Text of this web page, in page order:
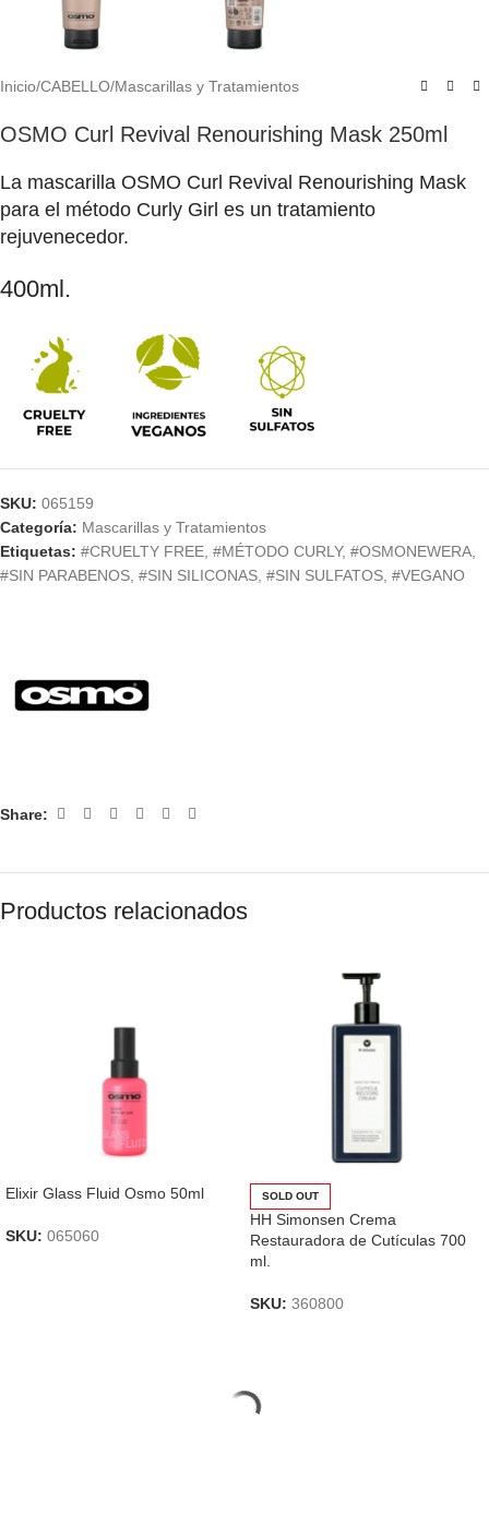
Inicio/CABELLO/Mascarillas y Tratamientos
OSMO Curl Revival Renourishing Mask 250ml
La mascarilla OSMO Curl Revival Renourishing Mask
para el método Curly Girl es un tratamiento
rejuvenecedor.
400ml.
SKU: 065159
Categoría: Mascarillas y Tratamientos
Etiquetas: #CRUELTY FREE, #MÉTODO CURLY, #OSMONEWERA,
#SIN PARABENOS, #SIN SILICONAS, #SIN SULFATOS, #VEGANO
Share:
Productos relacionados
Elixir Glass Fluid Osmo 50ml
SKU: 065060
SOLD OUT
HH Simonsen Crema
Restauradora de Cutículas 700
ml.
SKU: 360800